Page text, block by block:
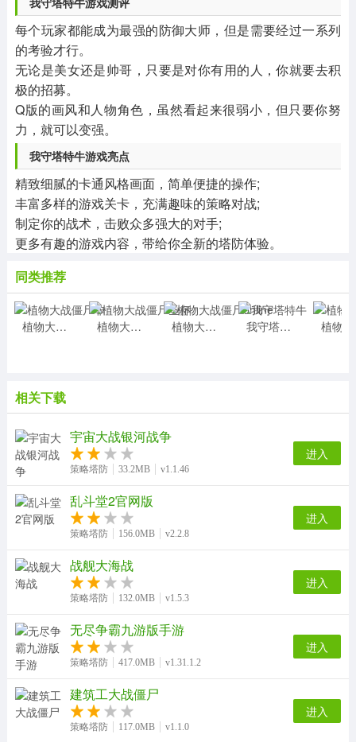
每个玩家都能成为最强的防御大师，但是需要经过一系列
的考验才行。
无论是美女还是帅哥，只要是对你有用的人，你就要去积
极的招募。
Q版的画风和人物角色，虽然看起来很弱小，但只要你努
力，就可以变强。
我守塔特牛游戏亮点
精致细腻的卡通风格画面，简单便捷的操作;
丰富多样的游戏关卡，充满趣味的策略对战;
制定你的战术，击败众多强大的对手;
更多有趣的游戏内容，带给你全新的塔防体验。
同类推荐
植物大战僵尸非 植物大战僵尸圣杯 植物大战僵尸online 我守塔特牛
相关下载
宇宙大战银河战争
策略塔防 33.2MB v1.1.46
进入
乱斗堂2官网版
策略塔防 156.0MB v2.2.8
进入
战舰大海战
策略塔防 132.0MB v1.5.3
进入
无尽争霸九游版手游
策略塔防 417.0MB v1.31.1.2
进入
建筑工大战僵尸
策略塔防 117.0MB v1.1.0
进入